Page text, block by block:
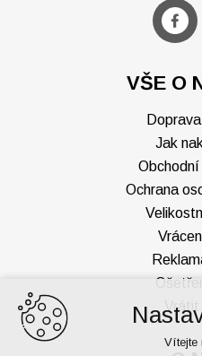
VŠE O
Jak
Ochrana
Vítejte